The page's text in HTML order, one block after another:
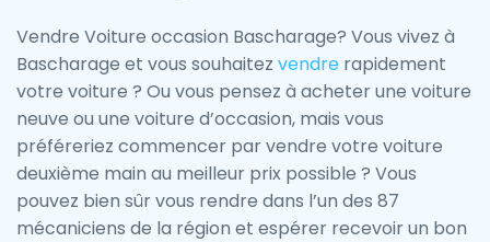
Vendre Voiture occasion Bascharage? Vous vivez à
Bascharage et vous souhaitez vendre rapidement
votre voiture ? Ou vous pensez à acheter une voiture
neuve ou une voiture d’occasion, mais vous
préféreriez commencer par vendre votre voiture
deuxième main au meilleur prix possible ? Vous
pouvez bien sûr vous rendre dans l’un des 87
mécaniciens de la région et espérer recevoir un bon